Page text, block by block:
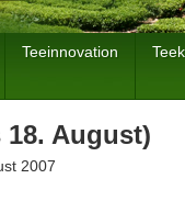
Teeinnovation
18. August)
2007